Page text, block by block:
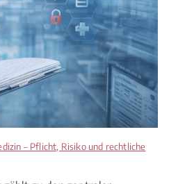
n
e
c
h
t
– Pflicht, Risiko und rechtliche